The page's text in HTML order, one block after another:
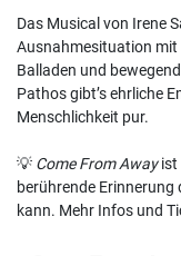
Das Musical von Irene
Ausnahmesituation mit
Balladen und
Pathos gibt’s ehrliche
Menschlichkeit pur.
💡 Come From Awayist
berührende Erinnerung
kann. Mehr Infos und